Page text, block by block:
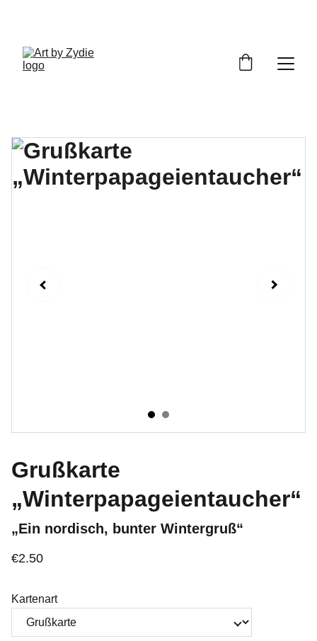
Grußkarte
„Winterpapageientaucher“
„Ein nordisch, bunter Wintergruß“
€2.50
Kartenart